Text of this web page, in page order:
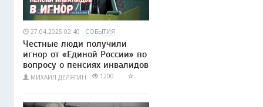
27.04.2025 02:40 СОБЫТИЯ
Честные люди получили
игнор от «Единой России» по
вопросу о пенсиях инвалидов
МИХАИЛ ДЕЛЯГИН 1200